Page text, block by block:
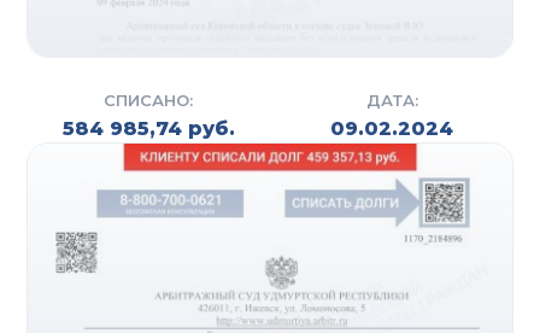
СПИСАНО:
584 985,74 руб.
ДАТА:
09.02.2024